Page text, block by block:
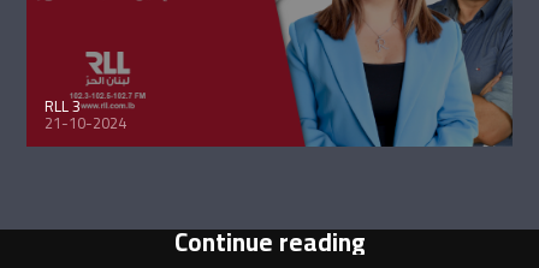
RLL 3
21-10-2024
Continue reading